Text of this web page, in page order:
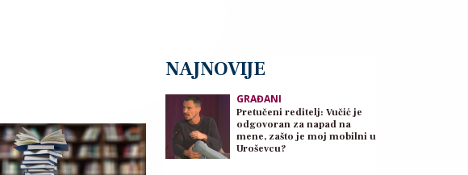
NAJNOVIJE
GRAĐANI
Pretučeni reditelj: Vučić je
odgovoran za napad na
mene, zašto je moj mobilni u
Uroševcu?